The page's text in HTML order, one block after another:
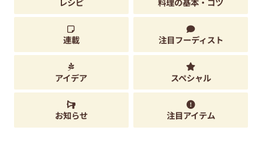
連載 注目フーディスト
アイデア スペシャル
お知らせ 注目アイテム